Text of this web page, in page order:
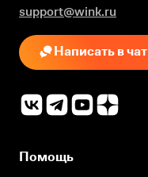
support@wink.ru
Написать в чат
Помощь